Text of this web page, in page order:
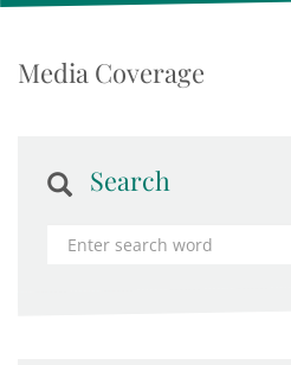
Media Coverage
Search